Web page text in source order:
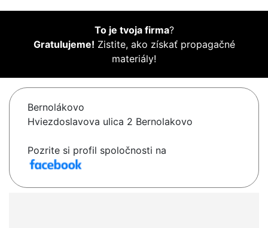
To je tvoja firma?
Gratulujeme! Zistite, ako získať propagačné
materiály!
Bernolákovo
Hviezdoslavova ulica 2 Bernolakovo
Pozrite si profil spoločnosti na